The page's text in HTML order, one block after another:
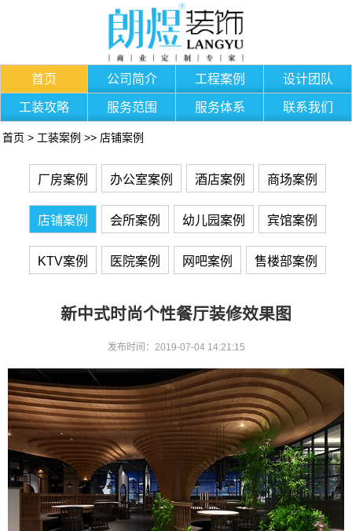
首页 公司简介 工程案例 设计团队
工装攻略 服务范围 服务体系 联系我们
首页 > 工装案例 >> 店铺案例
厂房案例 办公室案例 酒店案例 商场案例
店铺案例 会所案例 幼儿园案例 宾馆案例
KTV案例 医院案例 网吧案例 售楼部案例
新中式时尚个性餐厅装修效果图
发布时间：2019-07-04 14:21:15